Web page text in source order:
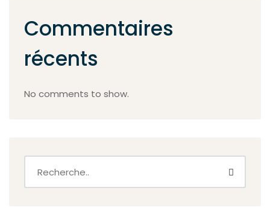
Commentaires
récents
No comments to show.